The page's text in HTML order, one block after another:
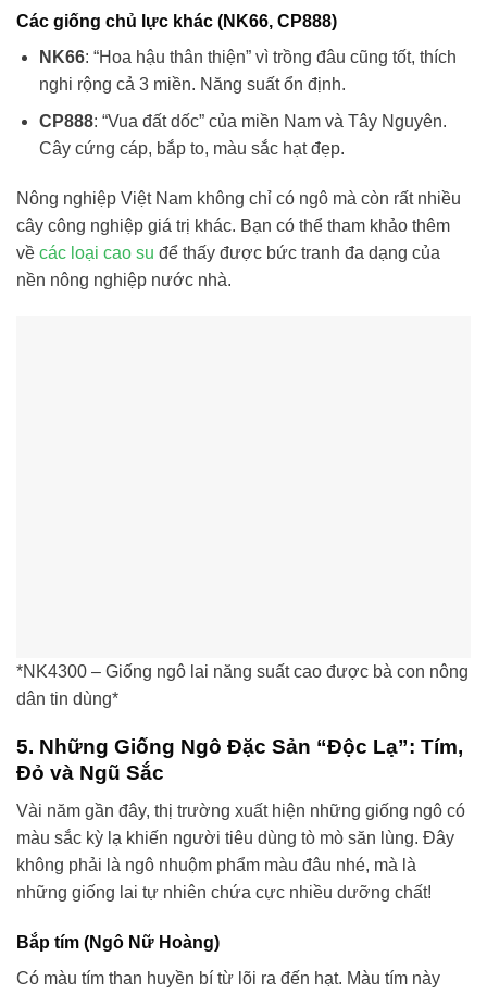
Các giống chủ lực khác (NK66, CP888)
NK66: “Hoa hậu thân thiện” vì trồng đâu cũng tốt, thích
nghi rộng cả 3 miền. Năng suất ổn định.
CP888: “Vua đất dốc” của miền Nam và Tây Nguyên.
Cây cứng cáp, bắp to, màu sắc hạt đẹp.
Nông nghiệp Việt Nam không chỉ có ngô mà còn rất nhiều
cây công nghiệp giá trị khác. Bạn có thể tham khảo thêm
về các loại cao su để thấy được bức tranh đa dạng của
nền nông nghiệp nước nhà.
*NK4300 – Giống ngô lai năng suất cao được bà con nông
dân tin dùng*
5. Những Giống Ngô Đặc Sản “Độc Lạ”: Tím,
Đỏ và Ngũ Sắc
Vài năm gần đây, thị trường xuất hiện những giống ngô có
màu sắc kỳ lạ khiến người tiêu dùng tò mò săn lùng. Đây
không phải là ngô nhuộm phẩm màu đâu nhé, mà là
những giống lai tự nhiên chứa cực nhiều dưỡng chất!
Bắp tím (Ngô Nữ Hoàng)
Có màu tím than huyền bí từ lõi ra đến hạt. Màu tím này